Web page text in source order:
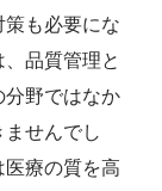
も必要にな
品質管理と
分野ではなか
せんでし
療の質を高